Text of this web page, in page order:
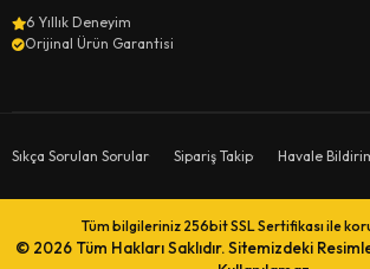
6 Yıllık Deneyim
Orijinal Ürün Garantisi
Sıkça Sorulan Sorular Sipariş Takip Havale
Tüm bilgileriniz 256bit SSL Sertifikası ile
© 2026 Tüm Hakları Saklıdır. Sitemizdeki